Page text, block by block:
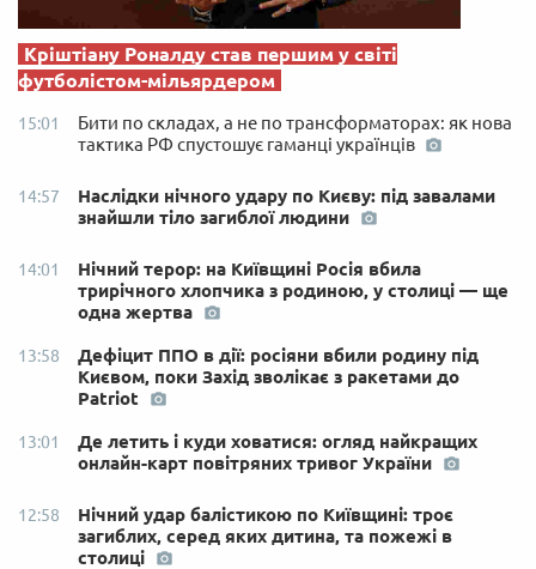
Кріштіану Роналду став першим у світі
футболістом-мільярдером
15:01
Бити по складах, а не по трансформаторах: як нова
тактика РФ спустошує гаманці українців
14:57
Наслідки нічного удару по Києву: під завалами
знайшли тіло загиблої людини
14:01
Нічний терор: на Київщині Росія вбила
трирічного хлопчика з родиною, у столиці — ще
одна жертва
13:58
Дефіцит ППО в дії: росіяни вбили родину під
Києвом, поки Захід зволікає з ракетами до
Patriot
13:01
Де летить і куди ховатися: огляд найкращих
онлайн-карт повітряних тривог України
12:58
Нічний удар балістикою по Київщині: троє
загиблих, серед яких дитина, та пожежі в
столиці